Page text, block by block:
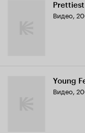
Видео,
Young
Видео,